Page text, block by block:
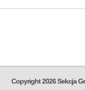
Copyright 2026 Sekcja